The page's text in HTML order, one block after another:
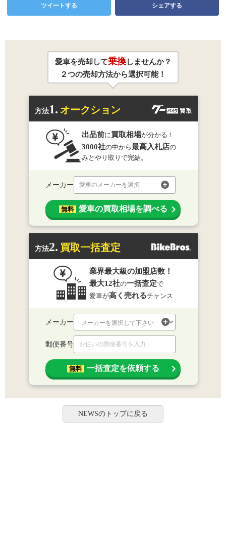
ツイートする シェアする
愛車を売却して乗換しませんか？
２つの売却方法から選択可能！
方法1. オークション
出品前に買取相場が分かる！
3000社の中から最高入札店の
みとやり取りで完結。
メーカー 愛車のメーカーを選択
無料 愛車の買取相場を調べる
方法2. 買取一括査定
業界最大級の加盟店数！
最大12社の一括査定で
愛車が高く売れるチャンス
メーカー
郵便番号
無料 一括査定を依頼する
NEWSのトップに戻る